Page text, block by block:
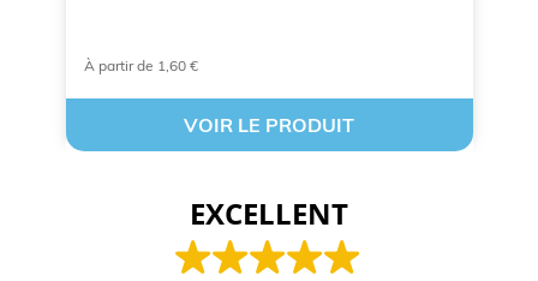
À partir de 1,60 €
VOIR LE PRODUIT
EXCELLENT